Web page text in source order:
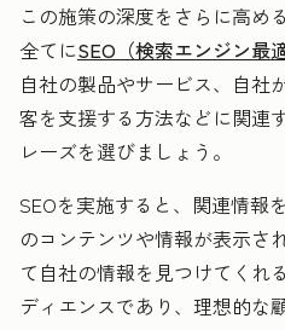
この施策の深度をさらに高め
全てにSEO（検索エンジン最適
自社の製品やサービス、自社
客を支援する方法などに関連
レーズを選びましょう。
SEOを実施すると、関連情報
のコンテンツや情報が表示さ
て自社の情報を見つけてくれ
ディエンスであり、理想的な